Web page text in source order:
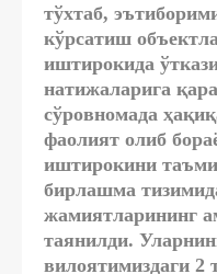
тўхтаб,
кўрсатиш
иштирокида
натижаларига
сўровномада
фаолият олиб
иштирокини
бирлашма
жамиятларининг
таянилди.
вилоятимиздаги 2